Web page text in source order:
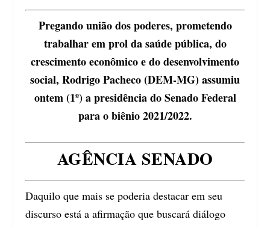
Pregando união dos poderes, prometendo
trabalhar em prol da saúde pública, do
crescimento econômico e do desenvolvimento
social, Rodrigo Pacheco (DEM-MG) assumiu
ontem (1º) a presidência do Senado Federal
para o biênio 2021/2022.
AGÊNCIA SENADO
Daquilo que mais se poderia destacar em seu
discurso está a afirmação que buscará diálogo